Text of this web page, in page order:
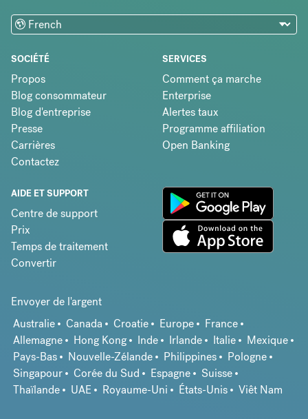
SOCIÉTÉ
Propos
Blog consommateur
Blog d'entreprise
Presse
Carrières
Contactez
SERVICES
Comment ça marche
Enterprise
Alertes taux
Programme affiliation
Open Banking
AIDE ET SUPPORT
Centre de support
Prix
Temps de traitement
Convertir
Envoyer de l'argent
Australie
Canada Croatie Europe
France
Allemagne
Hong Kong Inde Irlande Italie
Mexique
Pays-Bas
Nouvelle-Zélande Philippines
Pologne
Singapour
Corée du Sud Espagne
Suisse
Thaïlande
UAE Royaume-Uni États-Unis Viêt Nam